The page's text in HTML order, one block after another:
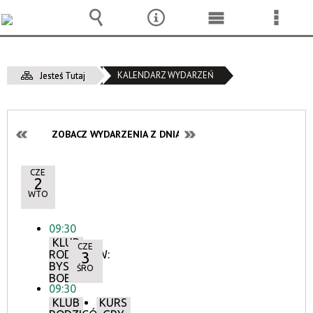
Jesteś Tutaj KALENDARZ WYDARZEŃ
ZOBACZ WYDARZENIA Z DNIA:
CZE
2
WTO
09:30
KLUB
RODZICÓW:
BYSTRY
BOBAS
09:30
KLUB
CZE
3
ŚRO
KURS
Wyszukiwarka
NarzędziaMenu
Menu